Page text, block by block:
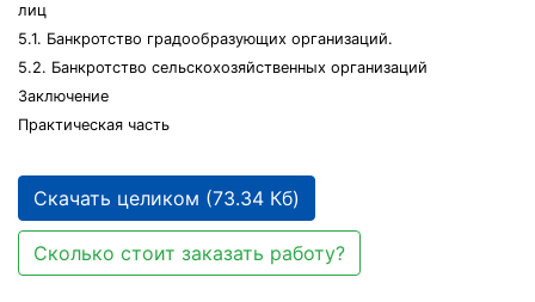
лиц
5.1. Банкротство градообразующих организаций.
5.2. Банкротство сельскохозяйственных организаций
Заключение
Практическая часть
Скачать целиком (73.34 Кб)
Сколько стоит заказать работу?